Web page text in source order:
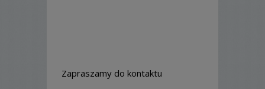
Zapraszamy do kontaktu